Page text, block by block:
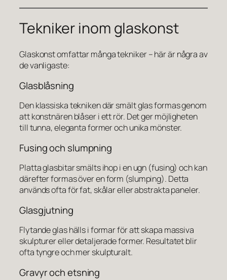
Tekniker inom glaskonst
Glaskonst omfattar många tekniker – här är några av
de vanligaste:
Glasblåsning
Den klassiska tekniken där smält glas formas genom
att konstnären blåser i ett rör. Det ger möjligheten
till tunna, eleganta former och unika mönster.
Fusing och slumpning
Platta glasbitar smälts ihop i en ugn (fusing) och kan
därefter formas över en form (slumping). Detta
används ofta för fat, skålar eller abstrakta paneler.
Glasgjutning
Flytande glas hälls i formar för att skapa massiva
skulpturer eller detaljerade former. Resultatet blir
ofta tyngre och mer skulpturalt.
Gravyr och etsning